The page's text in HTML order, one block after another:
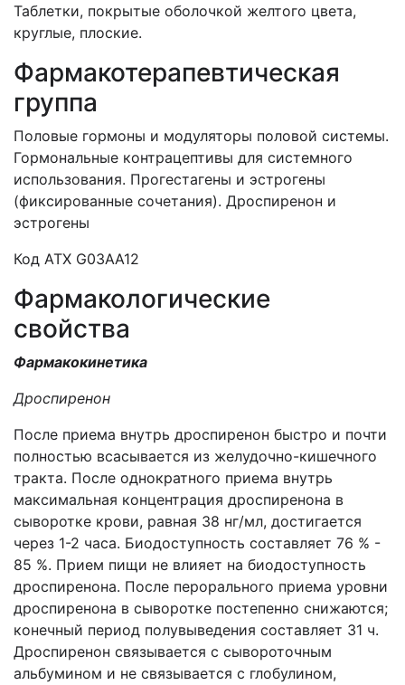
Таблетки, покрытые оболочкой желтого цвета,
круглые, плоские.
Фармакотерапевтическая
группа
Половые гормоны и модуляторы половой системы.
Гормональные контрацептивы для системного
использования. Прогестагены и эстрогены
(фиксированные сочетания). Дроспиренон и
эстрогены
Код АТХ G03AA12
Фармакологические
свойства
Фармакокинетика
Дроспиренон
После приема внутрь дроспиренон быстро и почти
полностью всасывается из желудочно-кишечного
тракта. После однократного приема внутрь
максимальная концентрация дроспиренона в
сыворотке крови, равная 38 нг/мл, достигается
через 1-2 часа. Биодоступность составляет 76 % -
85 %. Прием пищи не влияет на биодоступность
дроспиренона. После перорального приема уровни
дроспиренона в сыворотке постепенно снижаются;
конечный период полувыведения составляет 31 ч.
Дроспиренон связывается с сывороточным
альбумином и не связывается с глобулином,